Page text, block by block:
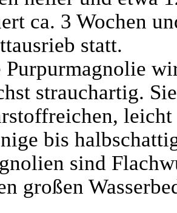
ca. 3 Wochen
statt.
Purpurmagnolie
strauchartig.
leicht
bis
sind
großen